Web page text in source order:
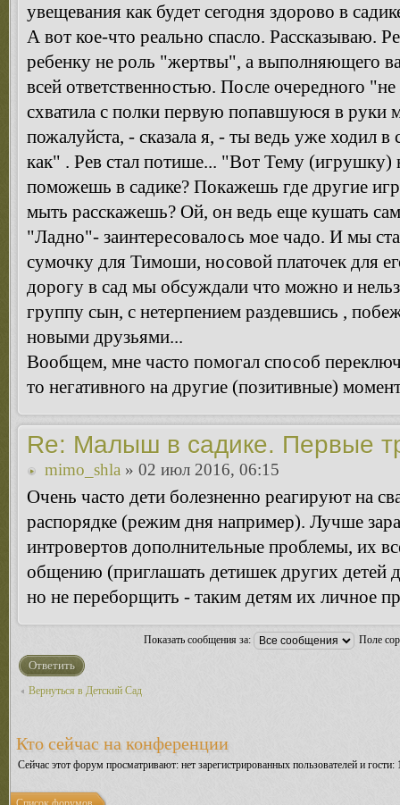
увещевания как будет сегодня здорово в
А вот кое-что реально спасло. Рассказываю.
ребенку не роль "жертвы", а выполняющего
всей ответственностью. После очередного
схватила с полки первую попавшуюся в
пожалуйста, - сказала я, - ты ведь уже ходил в
как" . Рев стал потише... "Вот Тему (игрушку)
поможешь в садике? Покажешь где другие
мыть расскажешь? Ой, он ведь еще кушать
"Ладно"- заинтересовалось мое чадо. И мы
сумочку для Тимоши, носовой платочек для
дорогу в сад мы обсуждали что можно и
группу сын, с нетерпением раздевшись ,
новыми друзьями...
Вообщем, мне часто помогал способ
то негативного на другие (позитивные)
Re: Малыш в садике. Первые
mimo_shla » 02 июл 2016, 06:15
Очень часто дети болезненно реагируют на
распорядке (режим дня например). Лучше
интровертов дополнительные проблемы, их
общению (приглашать детишек других детей
но не переборщить - таким детям их личное
Показать сообщения за: Поле
Ответить
Вернуться в Детский Сад
Кто сейчас на конференции
Сейчас этот форум просматривают: нет зарегистрированных пользователей и гости: